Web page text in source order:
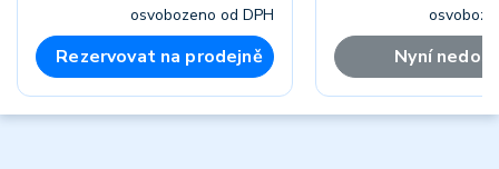
osvobozeno od DPH
Rezervovat na prodejně Nyní